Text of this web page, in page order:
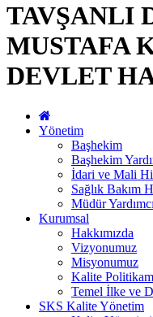
TAVŞANLI
MUSTAFA
DEVLET
Yönetim
Başhekim
Başhekim
İdari ve Mali
Sağlık Bakım
Müdür
Kurumsal
Hakkımızda
Vizyonumuz
Misyonumuz
Kalite
Temel İlke ve
SKS Kalite Yönetim